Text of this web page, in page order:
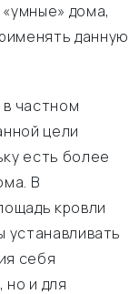
дома,
данную
частном
цели
есть более
В
кровли
устанавливать
себя
и для